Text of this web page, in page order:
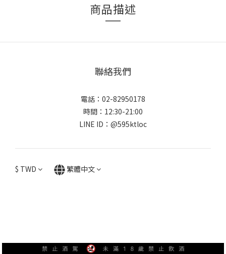
商品描述
聯絡我們
電話：02-82950178
時間：12:30-21:00
LINE ID：@595ktloc
$ TWD 繁體中文